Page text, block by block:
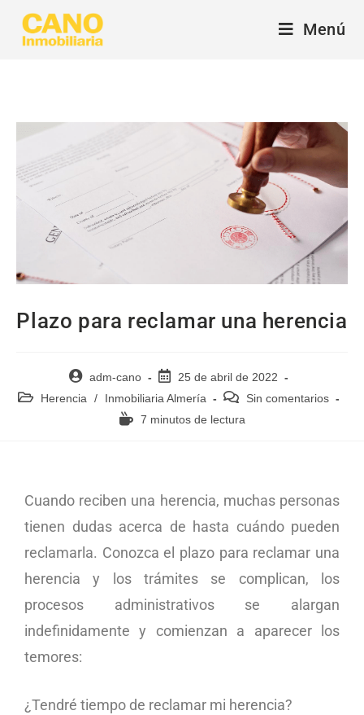
Menú
Plazo para reclamar una herencia
adm-cano
25 de abril de 2022
Herencia / Inmobiliaria Almería
Sin comentarios
7 minutos de lectura
Cuando reciben una herencia, muchas personas
tienen dudas acerca de hasta cuándo pueden
reclamarla. Conozca el plazo para reclamar una
herencia y l os trámites se complican, los
procesos administrativos se alargan
indefinidamente y comienzan a aparecer los
temores:
¿Tendré tiempo de reclamar mi herencia?